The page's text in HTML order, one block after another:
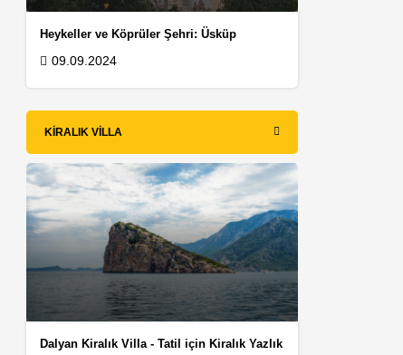
Heykeller ve Köprüler Şehri: Üsküp
09.09.2024
KIRALIK VILLA
Dalyan Kiralık Villa - Tatil için Kiralık Yazlık